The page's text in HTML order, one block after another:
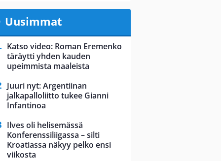
Uusimmat
Katso video: Roman Eremenko
täräytti yhden kauden
upeimmista maaleista
Juuri nyt: Argentiinan
jalkapalloliitto tukee Gianni
Infantinoa
Ilves oli helisemässä
Konferenssiliigassa – silti
Kroatiassa näkyy pelko ensi
viikosta